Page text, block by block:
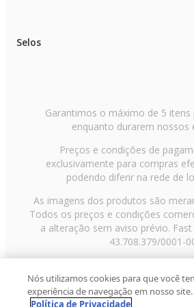
Selos
Garantimos o máximo de 5
enquanto durarem nossos
Preços e condições de
exclusivamente para compras
podendo diferir na rede de
As imagens dos produtos são
Todos os preços e condições
a alteração sem aviso prévio. Fast
43.708.379/0001-
Paulo/SP, CEP 02029-001,
2013 Fast Shop - Todos os
Nós utilizamos cookies para que você
experiência de navegação em nosso
Política de Privacidade